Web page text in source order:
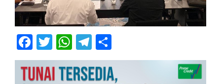
Facebook
Twitter
WhatsApp
Telegram